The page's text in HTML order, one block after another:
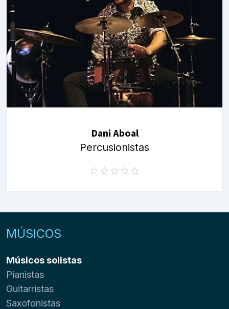
Dani Aboal
Percusionistas
MÚSICOS
Músicos solistas
Pianistas
Guitarristas
Saxofonistas